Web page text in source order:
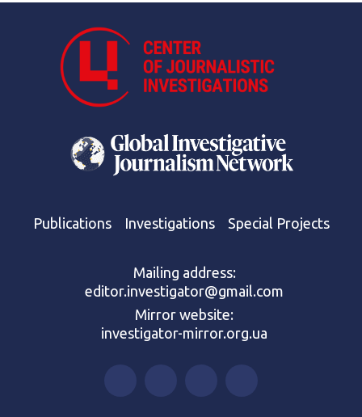
Publications Investigations Special Projects
Mailing address:
editor.investigator@gmail.com
Mirror website:
investigator-mirror.org.ua